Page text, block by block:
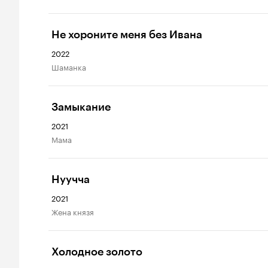
Не хороните меня без Ивана
2022
шаманка
Замыкание
2021
мама
Нуучча
2021
жена князя
Холодное золото